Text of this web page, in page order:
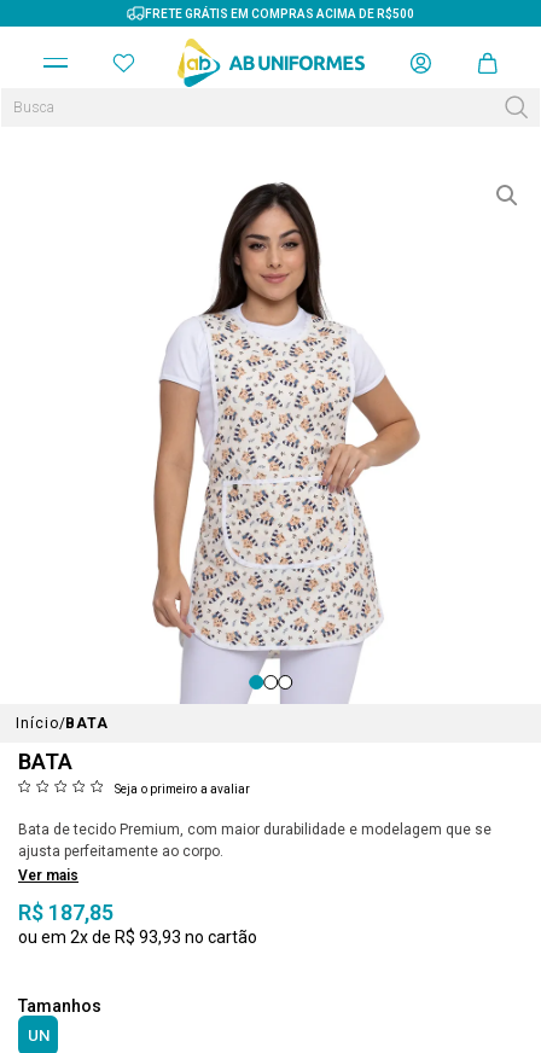
FRETE GRÁTIS EM COMPRAS ACIMA DE R$500
Início BATA
BATA
Seja o primeiro a avaliar
Bata de tecido Premium, com maior durabilidade e modelagem que se
ajusta perfeitamente ao corpo.
Ver mais
R$ 187,85
2x R$ 93,93
UN